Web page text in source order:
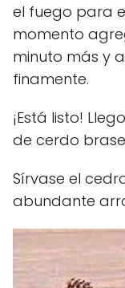
el fuego para
momento
minuto más y
finamente.
¡Está listo!
de cerdo
Sírvase el
abundante